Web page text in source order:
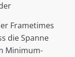
Frametimes
die Spanne
Minimum-